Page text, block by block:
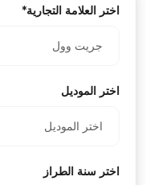
اختر العلامة التجارية*
جريت وول
اختر الموديل
اختر الموديل
اختر سنة الطراز